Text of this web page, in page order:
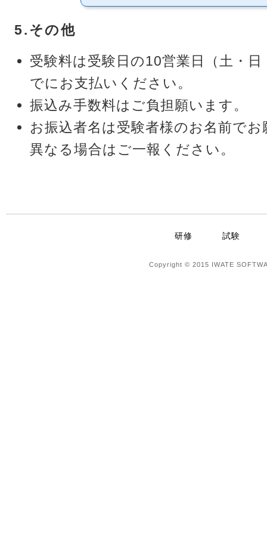
5.その他
受験料は受験日の10営業日（土・
でにお支払いください。
振込み手数料はご負担願います。
お振込者名は受験者様のお名前で
異なる場合はご一報ください。
研修 試験
Copyright © 2015 IWATE